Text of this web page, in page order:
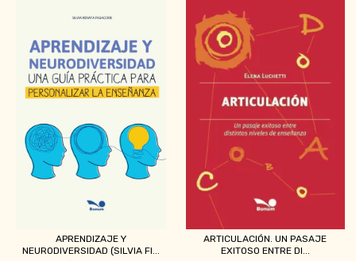
APRENDIZAJE Y
NEURODIVERSIDAD (SILVIA FI...
ARTICULACIÓN. UN PASAJE
EXITOSO ENTRE DI...